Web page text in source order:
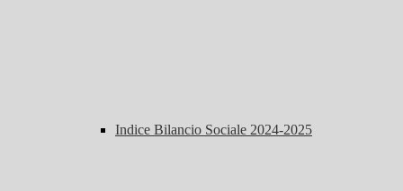
Indice Bilancio Sociale 2024-2025